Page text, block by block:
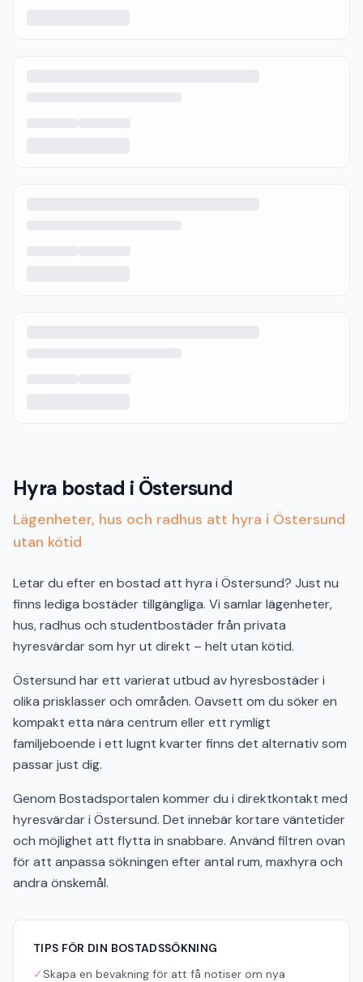
Hyra bostad i Östersund
Lägenheter, hus och radhus att hyra i Östersund
utan kötid
Letar du efter en bostad att hyra i Östersund? Just nu
finns lediga bostäder tillgängliga. Vi samlar lägenheter,
hus, radhus och studentbostäder från privata
hyresvärdar som hyr ut direkt – helt utan kötid.
Östersund har ett varierat utbud av hyresbostäder i
olika prisklasser och områden. Oavsett om du söker en
kompakt etta nära centrum eller ett rymligt
familjeboende i ett lugnt kvarter finns det alternativ som
passar just dig.
Genom Bostadsportalen kommer du i direktkontakt med
hyresvärdar i Östersund. Det innebär kortare väntetider
och möjlighet att flytta in snabbare. Använd filtren ovan
för att anpassa sökningen efter antal rum, maxhyra och
andra önskemål.
TIPS FÖR DIN BOSTADSSÖKNING
✓Skapa en bevakning för att få notiser om nya